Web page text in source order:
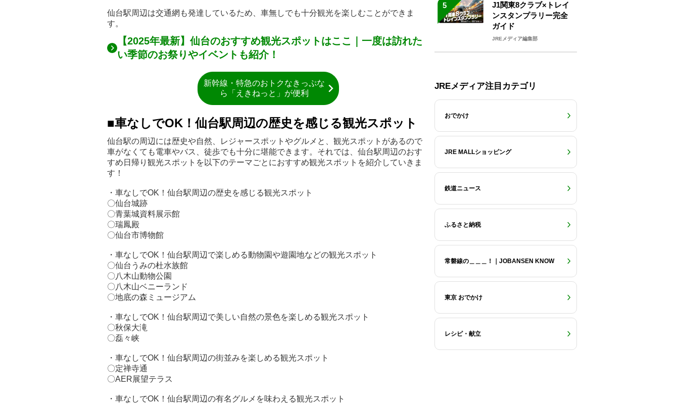
仙台駅周辺は交通網も発達しているため、車無しでも十分観光を楽しむことができま
す。
【2025年最新】仙台のおすすめ観光スポットはここ｜一度は訪れた
い季節のお祭りやイベントも紹介！
新幹線・特急のおトクなきっぷな
ら「えきねっと」が便利
■車なしでOK！仙台駅周辺の歴史を感じる観光スポット
仙台駅の周辺には歴史や自然、レジャースポットやグルメと、観光スポットがあるので
車がなくても電車やバス、徒歩でも十分に堪能できます。それでは、仙台駅周辺のおす
すめ日帰り観光スポットを以下のテーマごとにおすすめ観光スポットを紹介していきま
す！
・車なしでOK！仙台駅周辺の歴史を感じる観光スポット
〇仙台城跡
〇青葉城資料展示館
〇瑞鳳殿
〇仙台市博物館
・車なしでOK！仙台駅周辺で楽しめる動物園や遊園地などの観光スポット
〇仙台うみの杜水族館
〇八木山動物公園
〇八木山ベニーランド
〇地底の森ミュージアム
・車なしでOK！仙台駅周辺で美しい自然の景色を楽しめる観光スポット
〇秋保大滝
〇磊々峡
・車なしでOK！仙台駅周辺の街並みを楽しめる観光スポット
〇定禅寺通
〇AER展望テラス
・車なしでOK！仙台駅周辺の有名グルメを味わえる観光スポット
5
J1関東8クラブ×トレイ
ンスタンプラリー完全
ガイド
JREメディア編集部
JREメディア注目カテゴリ
おでかけ
JRE MALLショッピング
鉄道ニュース
ふるさと納税
常磐線の＿＿＿！｜JOBANSEN KNOW
東京 おでかけ
レシピ・献立